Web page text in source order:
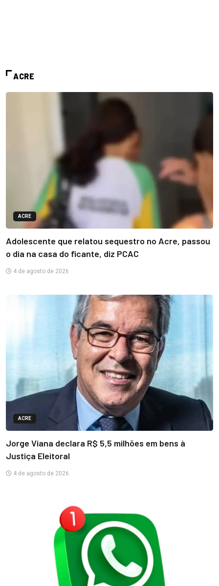
ACRE
ACRE
Adolescente que relatou sequestro no Acre, passou
o dia na casa do ficante, diz PCAC
4 de agosto de 2026
ACRE
Jorge Viana declara R$ 5,5 milhões em bens à
Justiça Eleitoral
4 de agosto de 2026